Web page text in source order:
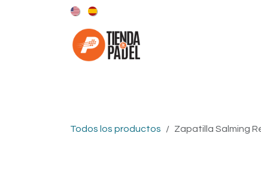
Todos los productos ​Zapatilla Salming